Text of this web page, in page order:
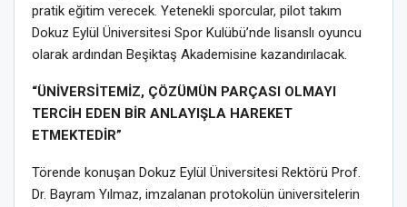
pratik eğitim verecek. Yetenekli sporcular, pilot takım
Dokuz Eylül Üniversitesi Spor Kulübü’nde lisanslı oyuncu
olarak ardından Beşiktaş Akademisine kazandırılacak.
“ÜNİVERSİTEMİZ, ÇÖZÜMÜN PARÇASI OLMAYI
TERCİH EDEN BİR ANLAYIŞLA HAREKET
ETMEKTEDİR”
Törende konuşan Dokuz Eylül Üniversitesi Rektörü Prof.
Dr. Bayram Yılmaz, imzalanan protokolün üniversitelerin